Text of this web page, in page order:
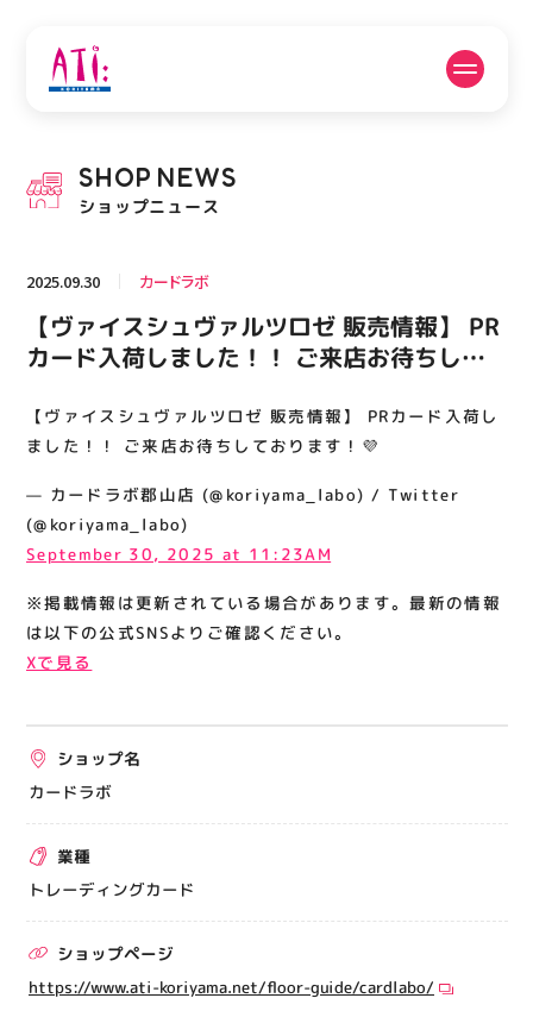
PICK UP NEWS
ピックアップニュース
フロアガイド 営業時間
ACCESS
アクセス・駐車場
RECRUIT
スタッフ募集
関連情報
お知らせ
お問い合わせ
プライバシーポリシー
運営会社
出店をご検討の方へ
テナント出店募集
アティビジョンについて
SHOP NEWS
ショップニュース
2025.09.30 カードラボ
【ヴァイスシュヴァルツロゼ 販売情報】 PR
カード入荷しました！！ ご来店お待ちして
【ヴァイスシュヴァルツロゼ 販売情報】 PRカード入荷し
ました！！ ご来店お待ちしております！💜
— カードラボ郡山店 (@koriyama_labo) / Twitter
(@koriyama_labo)
September 30, 2025 at 11:23AM
※掲載情報は更新されている場合があります。最新の情報
は以下の公式SNSよりご確認ください。
Xで見る
ショップ名
カードラボ
業種
トレーディングカード
ショップページ
https://www.ati-koriyama.net/floor-guide/cardlabo/